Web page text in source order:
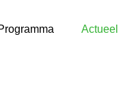
Actueel